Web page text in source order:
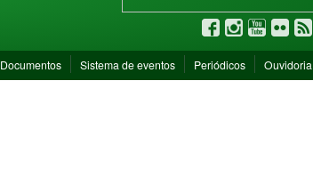
Documentos Sistema de eventos Periódicos Ouvidoria